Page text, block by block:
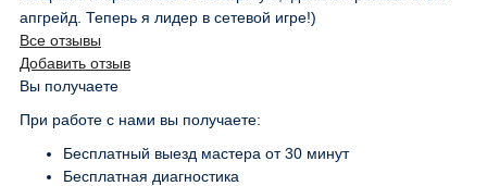
апгрейд. Теперь я лидер в сетевой игре!)
Все отзывы
Добавить отзыв
Вы получаете
При работе с нами вы получаете:
Бесплатный выезд мастера от 30 минут
Бесплатная диагностика